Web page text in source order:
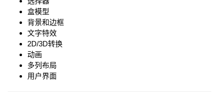
盒模型
背景和边框
文字特效
2D/3D转换
动画
多列布局
用户界面